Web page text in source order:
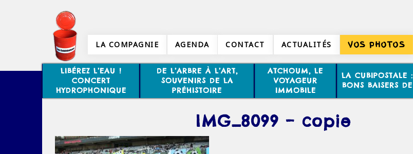
LA COMPAGNIE AGENDA CONTACT ACTUALITÉS VOS PHOTOS
LIBÉREZ L’EAU !
CONCERT
HYDROPHONIQUE
DE L’ARBRE À L’ART,
SOUVENIRS DE LA
PRÉHISTOIRE
ATCHOUM, LE
VOYAGEUR
IMMOBILE
LA CUBIPOSTALE :
BONS BAISERS DE
IMG_8099 – copie